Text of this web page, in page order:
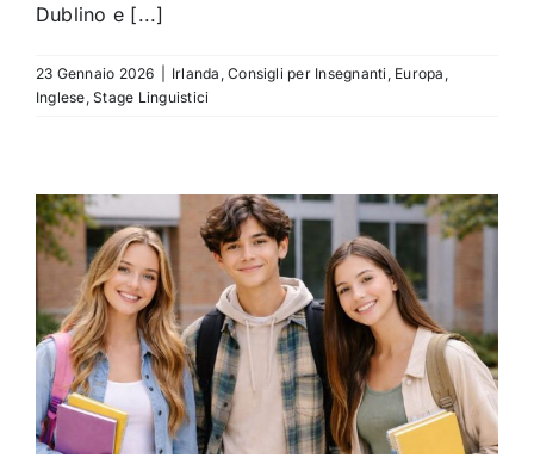
Dublino e [...]
23 Gennaio 2026 Irlanda ,Consigli per Insegnanti Europa
Inglese ,Stage Linguistici